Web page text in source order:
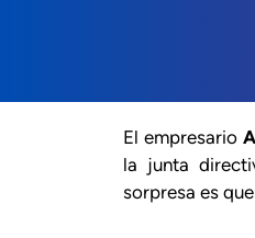
El empresario
la junta
sorpresa es